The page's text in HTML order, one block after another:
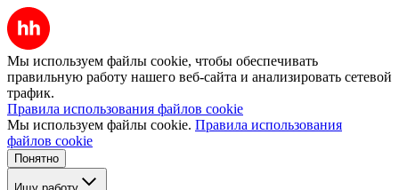
Мы используем файлы cookie, чтобы обеспечивать
правильную работу нашего веб-сайта и анализировать сетевой
трафик.
Правила использования файлов cookie
Мы используем файлы cookie. Правила использования
файлов cookie
Понятно